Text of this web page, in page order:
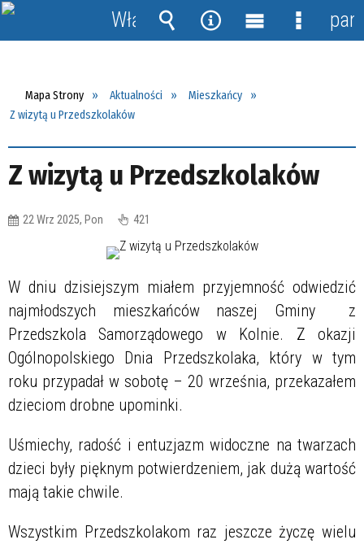
Mapa Strony Aktualności
Mieszkańcy
Z wizytą u Przedszkolaków
Z wizytą u Przedszkolaków
22 Wrz 2025, Pon 421
W dniu dzisiejszym miałem przyjemność odwiedzić
najmłodszych mieszkańców naszej Gminy z
Przedszkola Samorządowego w Kolnie. Z okazji
Ogólnopolskiego Dnia Przedszkolaka, który w tym
roku przypadał w sobotę – 20 września, przekazałem
dzieciom drobne upominki.
Uśmiechy, radość i entuzjazm widoczne na twarzach
dzieci były pięknym potwierdzeniem, jak dużą wartość
mają takie chwile.
Wszystkim Przedszkolakom raz jeszcze życzę wielu
Włącz
powiadomienia
Wyszukiwarka
Narzędzia
MenuMenu